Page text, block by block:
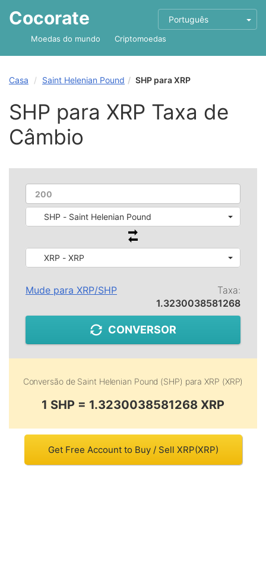
Cocorate Português
Moedas do mundo Criptomoedas
Casa Saint Helenian Pound SHP para XRP
SHP para XRP Taxa de
Câmbio
SHP - Saint Helenian Pound
XRP - XRP
Mude para XRP/SHP
Taxa:
1.3230038581268
CONVERSOR
Conversão de Saint Helenian Pound (SHP) paraXRP (XRP)
1 SHP = 1.3230038581268 XRP
Get Free Account to Buy / Sell XRP(XRP)